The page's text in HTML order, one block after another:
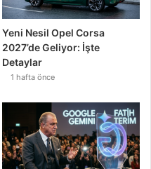
Yeni Nesil Opel Corsa
2027’de Geliyor: İşte
Detaylar
1 hafta önce